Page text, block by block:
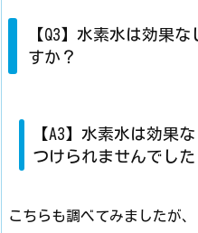
【Q3】水素水は効果
すか？
【A3】水素水は効果
つけられませんでした
こちらも調べてみましたが、